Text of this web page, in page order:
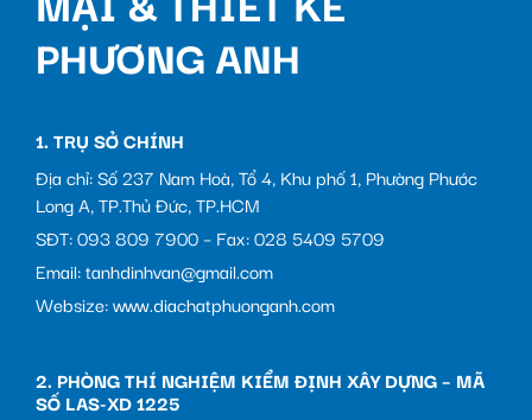
PHƯƠNG ANH
1. TRỤ SỞ CHÍNH
Địa chỉ: Số 237 Nam Hoà, Tổ 4, Khu phố 1, Phường Phước
Long A, TP.Thủ Đức, TP.HCM
SĐT: 093 809 7900 – Fax: 028 5409 5709
Email: tanhdinhvan@gmail.com
Websize: www.diachatphuonganh.com
2. PHÒNG THÍ NGHIỆM KIỂM ĐỊNH XÂY DỰNG – MÃ
SỐ LAS-XD 1225